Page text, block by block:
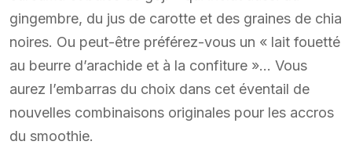
gingembre, du jus de carotte et des graines de chia
noires. Ou peut-être préférez-vous un « lait fouetté
au beurre d’arachide et à la confiture »… Vous
aurez l’embarras du choix dans cet éventail de
nouvelles combinaisons originales pour les accros
du smoothie.